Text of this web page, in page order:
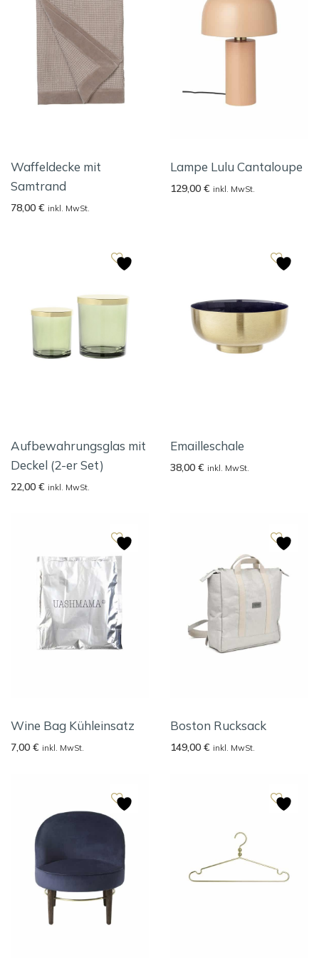
Waffeldecke mit
Samtrand
78,00 € inkl. MwSt.
Lampe Lulu Cantaloupe
129,00 € inkl. MwSt.
Aufbewahrungsglas mit
Deckel (2-er Set)
22,00 € inkl. MwSt.
Emailleschale
38,00 € inkl. MwSt.
Wine Bag Kühleinsatz
7,00 € inkl. MwSt.
Boston Rucksack
149,00 € inkl. MwSt.